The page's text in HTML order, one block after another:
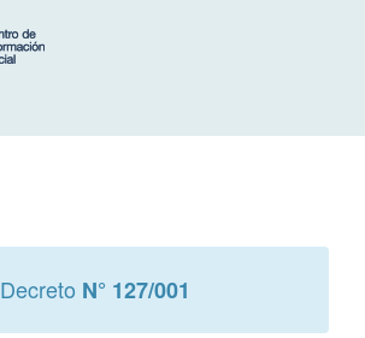
Decreto N° 127/001